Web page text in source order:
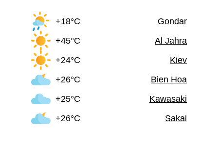
+18°C
Gondar
+45°C
Al Jahra
+24°C
Kiev
+26°C
Bien Hoa
+25°C
Kawasaki
+26°C
Sakai